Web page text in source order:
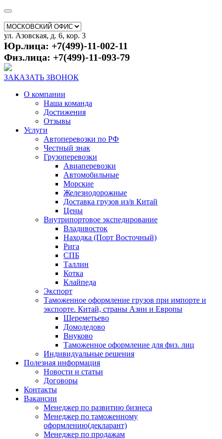
ул. Азовская, д. 6, кор. 3
Юр.лица: +7(499)-11-002-11
Физ.лица: +7(499)-11-093-79
ЗАКАЗАТЬ ЗВОНОК
О компании
Наша команда
Достижения
Отзывы
Услуги
Автоперевозки по РФ
Честный знак
Грузоперевозки
Авиаперевозки
Автомобильные
Морские
Железнодорожные
Доставка грузов из/в Китай
Цены
Внутрипортовое экспедирование
Владивосток
Находка (Порт Восточный)
Рига
СПБ
Таллин
Котка
Клайпеда
Экспорт
Таможенное оформление грузов при импорте и
экспорте. Китай, страны Азии и Европы
Шереметьево
Домодедово
Внуково
Таможенное оформление для физ. лиц
Индивидуальные решения
Полезная информация
Новости и статьи
Договоры
Контакты
Вакансии
Менеджер по развитию бизнеса
Менеджер по таможенному
оформлению(декларант)
Менеджер по продажам